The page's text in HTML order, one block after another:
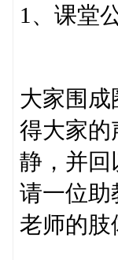
1、课堂
大家围
得大家的
静，并回
请一位助
老师的肢